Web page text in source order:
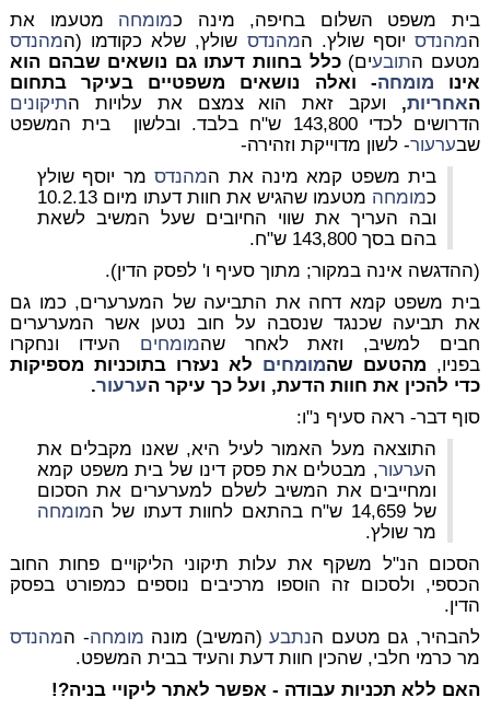
בית משפט השלום בחיפה, מינה כמומחה מטעמו את
המהנדסיוסף שולץ. המהנדס שולץ, שלא כקודמו (המהנדס
מטעם התובעים)כלל בחוות דעתו גם נושאים שבהם הוא
אינו מומחה- ואלה נושאים משפטיים בעיקר בתחום
האחריות, ועקב זאת הוא צמצם את עלויות התיקונים
הדרושים לכדי 143,800 ש"ח בלבד. ובלשון בית המשפט
שבערעור- לשון מדוייקת וזהירה-
בית משפט קמא מינה את המהנדסמר יוסף שולץ
כמומחה
מטעמו שהגיש את חוות דעתו מיום 10.2.13
ובה העריך את שווי החיוביםשעל המשיב לשאת
בהם בסך 143,800 ש"ח.
(ההדגשה אינה במקור; מתוך סעיף ו' לפסק הדין).
בית משפט קמא דחה את התביעה של המערערים, כמו גם
את תביעה שכנגד שנסבה על חוב נטען אשר המערערים
חבים למשיב, וזאת לאחר שהמומחים העידו ונחקרו
בפניו, מהטעם שהמומחים לא נעזרו בתוכניות מספיקות
כדי להכין את חוות הדעת, ועל כך עיקר הערעור.
סוף דבר- ראה סעיף נ"ו:
התוצאה מעל האמור לעיל היא, שאנו מקבלים את
הערעור, מבטלים את פסק דינו של בית משפט קמא
ומחייבים את המשיב לשלם למערערים את הסכום
של 14,659 ש"ח בהתאם לחוות דעתו של ה
מומחה
מר שולץ.
הסכום הנ"ל משקף את עלות תיקוני הליקויים פחות החוב
הכספי, ולסכום זה הוספו מרכיבים נוספים כמפורט בפסק
הדין.
להבהיר, גם מטעם הנתבע(המשיב) מונה מומחה- המהנדס
מר כרמי חלבי, שהכין חוות דעת והעיד בבית המשפט.
האם ללא תכניות עבודה - אפשר לאתר ליקויי בניה?!